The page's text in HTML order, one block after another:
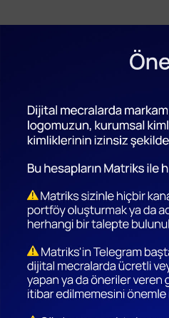
13 Mart 2024
Algo Sihirbazı ile
Düzenlenir?